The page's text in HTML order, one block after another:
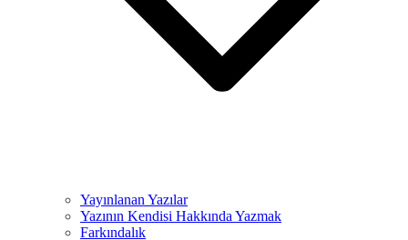
Yayınlanan Yazılar
Yazının Kendisi Hakkında Yazmak
Farkındalık